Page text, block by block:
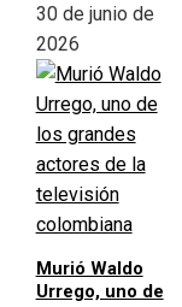
30 de junio de
2026
Murió Waldo
Urrego, uno de